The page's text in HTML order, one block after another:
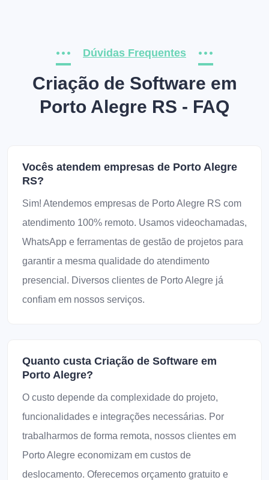
Dúvidas Frequentes
Criação de Software em
Porto Alegre RS - FAQ
Vocês atendem empresas de Porto Alegre
RS?
Sim! Atendemos empresas de Porto Alegre RS com
atendimento 100% remoto. Usamos videochamadas,
WhatsApp e ferramentas de gestão de projetos para
garantir a mesma qualidade do atendimento
presencial. Diversos clientes de Porto Alegre já
confiam em nossos serviços.
Quanto custa Criação de Software em
Porto Alegre?
O custo depende da complexidade do projeto,
funcionalidades e integrações necessárias. Por
trabalharmos de forma remota, nossos clientes em
Porto Alegre economizam em custos de
deslocamento. Oferecemos orçamento gratuito e